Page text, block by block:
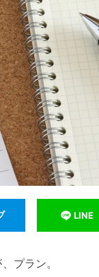
LINE
プラン。